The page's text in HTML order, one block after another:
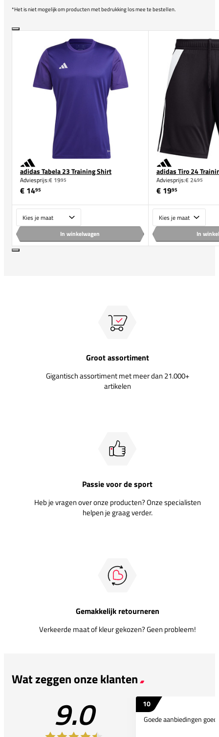
*Het is niet mogelijk om producten met bedrukking los mee te bestellen.
adidas Tabela 23 Training Shirt
Adviesprijs:€ 1995
€ 1495
In winkelwagen
adidas Tiro 24
Adviesprijs:€ 2495
€ 1995
In
Groot assortiment
Gigantisch assortiment met meer dan 21.000+
artikelen
Passie voor de sport
Heb je vragen over onze producten? Onze specialisten
helpen je graag verder.
Gemakkelijk retourneren
Verkeerde maat of kleur gekozen? Geen probleem!
Wat zeggen onze klanten
9.0
10
Goede aanbiedingen